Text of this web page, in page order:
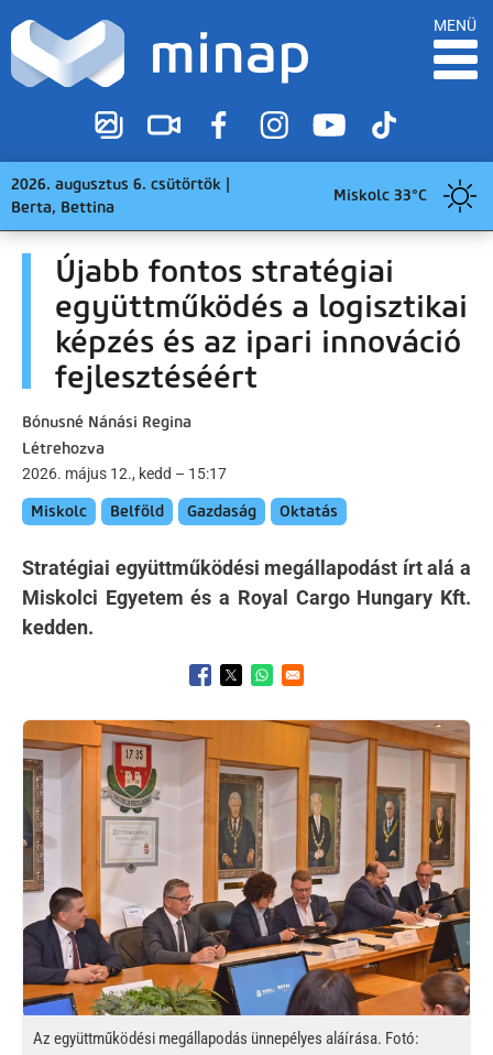
MENÜ
2026. augusztus 6. csütörtök |
Berta, Bettina
Miskolc 33°C
Újabb fontos stratégiai
együttműködés a logisztikai
képzés és az ipari innováció
fejlesztéséért
Bónusné Nánási Regina
Létrehozva
2026. május 12., kedd – 15:17
Miskolc Belföld Gazdaság Oktatás
Stratégiai együttműködési megállapodást írt alá a
Miskolci Egyetem és a Royal Cargo Hungary Kft.
kedden.
Opens in a new window
Opens in a new window
Opens in a new window
Kép
Az együttműködési megállapodás ünnepélyes aláírása. Fotó: